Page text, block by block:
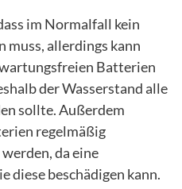
im Normalfall kein
muss, allerdings kann
Batterien
der Wasserstand alle
sollte. Außerdem
regelmäßig
da eine
diese beschädigen kann.